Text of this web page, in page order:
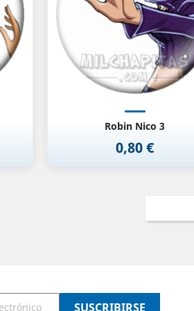
Robin Nico 3
Precio
0,80 €